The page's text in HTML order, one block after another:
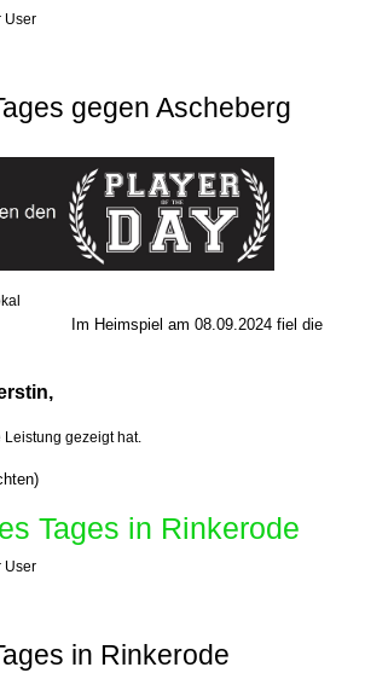
User
gegen Ascheberg
Im Heimspiel am 08.09.2024 fiel die
gezeigt hat.
Tages in Rinkerode
User
in Rinkerode